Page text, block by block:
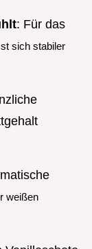
: Für das
sich stabiler
weißen